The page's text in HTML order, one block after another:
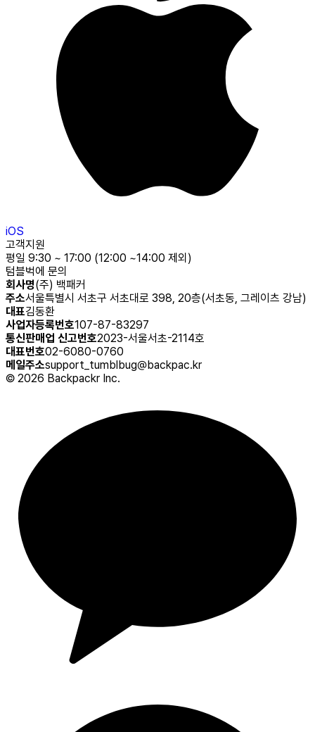
iOS
고객지원
평일 9:30 ~ 17:00 (12:00 ~14:00 제외)
텀블벅에 문의
회사명(주) 백패커
주소서울특별시 서초구 서초대로 398, 20층(서초동, 그레이츠 강남)
대표김동환
사업자등록번호107-87-83297
통신판매업 신고번호2023-서울서초-2114호
대표번호02-6080-0760
메일주소support_tumblbug@backpac.kr
© 2026 Backpackr Inc.